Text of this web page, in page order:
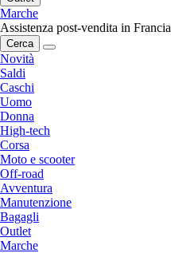
Marche
Assistenza post-vendita in Francia
Cerca
Novità
Saldi
Caschi
Uomo
Donna
High-tech
Corsa
Moto e scooter
Off-road
Avventura
Manutenzione
Bagagli
Outlet
Marche